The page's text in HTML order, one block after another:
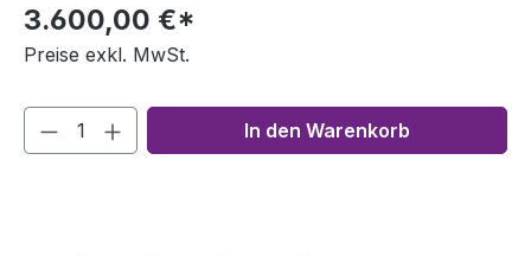
3.600,00 €*
Preise exkl. MwSt.
In den Warenkorb